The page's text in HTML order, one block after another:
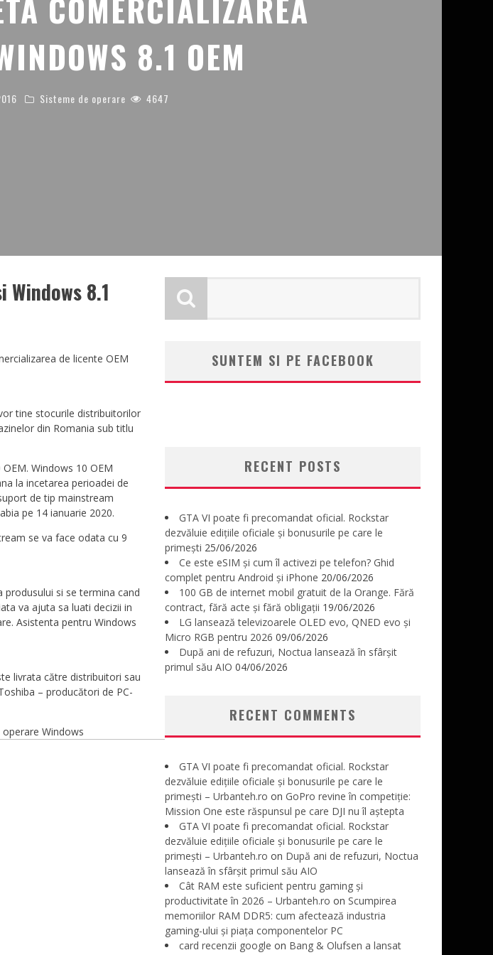
COMERCIALIZAREA
8.1 OEM
Sisteme de operare 4647
8.1
de licente OEM
tine stocurile distribuitorilor
din Romania sub titlu
Windows 10 OEM
la incetarea perioadei de
de tip mainstream
pe 14 ianuarie 2020.
se va face odata cu 9
produsului si se termina cand
va ajuta sa luati decizii in
Asistenta pentru Windows
livrata către distribuitori sau
– producători de PC-
Windows
SUNTEM SI PE FACEBOOK
RECENT POSTS
GTA VI poate fi precomandat oficial. Rockstar
dezvăluie edițiile oficiale și bonusurile pe care le
primești 25/06/2026
Ce este eSIM și cum îl activezi pe telefon? Ghid
complet pentru Android și iPhone 20/06/2026
100 GB de internet mobil gratuit de la Orange. Fără
contract, fără acte și fără obligații 19/06/2026
LG lansează televizoarele OLED evo, QNED evo și
Micro RGB pentru 2026 09/06/2026
După ani de refuzuri, Noctua lansează în sfârșit
primul său AIO 04/06/2026
RECENT COMMENTS
GTA VI poate fi precomandat oficial. Rockstar
dezvăluie edițiile oficiale și bonusurile pe care le
primești – Urbanteh.ro on GoPro revine în competiție:
Mission One este răspunsul pe care DJI nu îl aștepta
GTA VI poate fi precomandat oficial. Rockstar
dezvăluie edițiile oficiale și bonusurile pe care le
primești – Urbanteh.ro on După ani de refuzuri, Noctua
lansează în sfârșit primul său AIO
Cât RAM este suficient pentru gaming și
productivitate în 2026 – Urbanteh.ro on Scumpirea
memoriilor RAM DDR5: cum afectează industria
gaming-ului și piața componentelor PC
card recenzii google on Bang & Olufsen a lansat